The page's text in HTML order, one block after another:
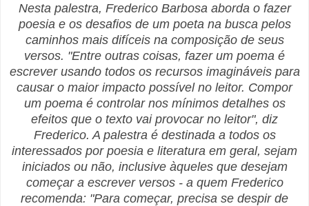
Nesta palestra, Frederico Barbosa aborda o fazer
poesia e os desafios de um poeta na busca pelos
caminhos mais difíceis na composição de seus
versos. "Entre outras coisas, fazer um poema é
escrever usando todos os recursos imagináveis para
causar o maior impacto possível no leitor. Compor
um poema é controlar nos mínimos detalhes os
efeitos que o texto vai provocar no leitor", diz
Frederico. A palestra é destinada a todos os
interessados por poesia e literatura em geral, sejam
iniciados ou não, inclusive àqueles que desejam
começar a escrever versos - a quem Frederico
recomenda: "Para começar, precisa se despir de